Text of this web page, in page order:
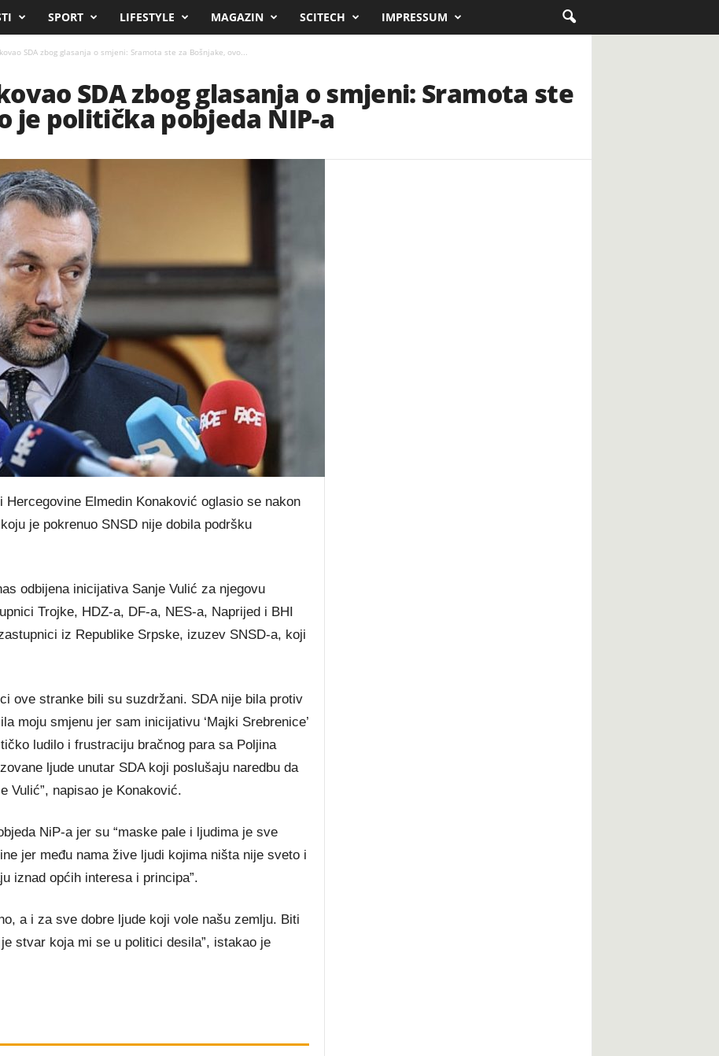
SPORT LIFESTYLE MAGAZIN SCITECH IMPRESSUM
SDA zbog glasanja o smjeni: Sramota ste za Bošnjake, ovo...
SDA zbog glasanja o smjeni: Sramota ste
je politička pobjeda NIP-a
Elmedin Konaković oglasio se nakon
je pokrenuo SNSD nije dobila podršku
odbijena inicijativa Sanje Vulić za njegovu
Trojke, HDZ-a, DF-a, NES-a, Naprijed i BHI
iz Republike Srpske, izuzev SNSD-a, koji
ove stranke bili su suzdržani. SDA nije bila protiv
moju smjenu jer sam inicijativu ‘Majki Srebrenice’
ludilo i frustraciju bračnog para sa Poljina
ljude unutar SDA koji poslušaju naredbu da
Vulić”, napisao je Konaković.
NiP-a jer su “maske pale i ljudima je sve
jer među nama žive ljudi kojima ništa nije sveto i
iznad općih interesa i principa”.
a i za sve dobre ljude koji vole našu zemlju. Biti
stvar koja mi se u politici desila”, istakao je